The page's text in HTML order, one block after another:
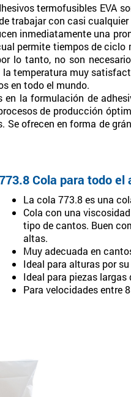
termofusibles EVA
trabajar con casi
inmediatamente una
permite tiempos de ciclo
lo tanto, no son
temperatura muy
en todo el mundo.
la formulación de
de producción
ofrecen en forma de
Cola para todo el
La cola 773.8 es una
Cola con una
tipo de cantos. Buen
altas.
Muy adecuada en
Ideal para alturas por
Ideal para piezas largas
Para velocidades entre